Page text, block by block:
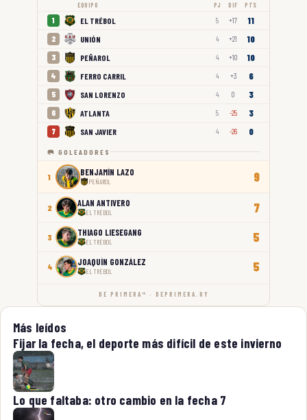
EQUIPO PJ DIF PTS
1 EL TRÉBOL 5 +17 11
2 UNIÓN 4 +21 10
3 PEÑAROL 4 +10 10
4 FERRO CARRIL 4 +3 6
5 SAN LORENZO 4 0 3
6 ATLANTA 5 -25 3
7 SAN JAVIER 4 -26 0
🥅 GOLEADORES
1 BENJAMÍN LAZO
PEÑAROL 9
2 ALAN ANTIVERO
EL TRÉBOL 7
3 THIAGO LIESEGANG
EL TRÉBOL 5
4 JOAQUÍN GONZÁLEZ
EL TRÉBOL 5
DE PRIMERA™ · DEPRIMERA.UY
Más leídos
Fijar la fecha, el deporte más difícil de este invierno
Lo que faltaba: otro cambio en la fecha 7